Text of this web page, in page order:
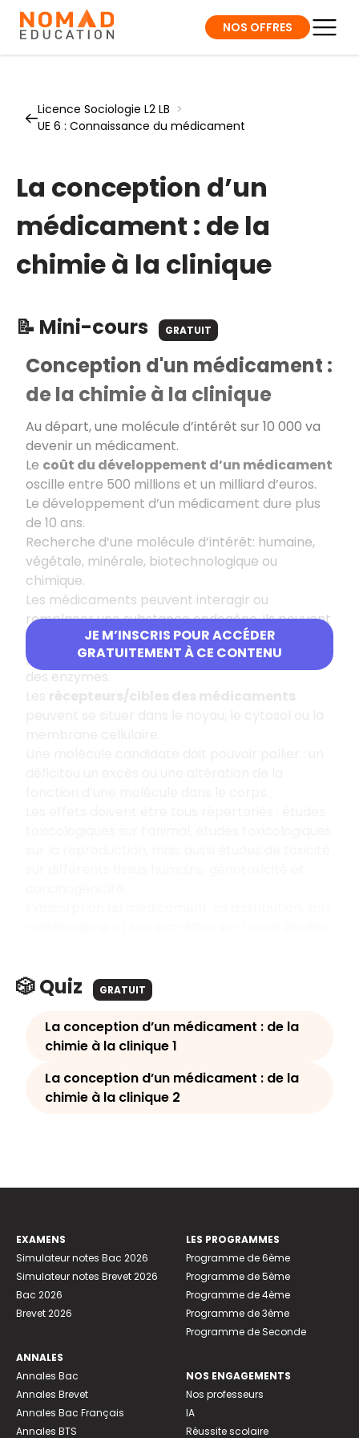
NOS OFFRES
Licence Sociologie L2 LB >
UE 6 : Connaissance du médicament
La conception d’un
médicament : de la
chimie à la clinique
📝 Mini-cours GRATUIT
JE M’INSCRIS POUR ACCÉDER
GRATUITEMENT À CE CONTENU
Conception d'un médicament :
de la chimie à la clinique
Au départ,une molécule d’intérêt sur 10 000 va
devenir un médicament.
Le coût du développement d’un médicament
oscille entre 500 millions et un milliard d’euros.
Le développement d’un médicament dure plus
de 10 ans.
Recherche d’une molécule d’intérêt: humaine,
végétale, minérale, biotechnologique ou
chimique.
Les médicaments peuvent interagir ou
remplacer une substance endogène, ils peuvent
interagir avec les micro-organismes
pathogènes ou avec des canaux et récepteurs,
des enzymes.
Les récepteurs/cibles des médicaments
🎲 Quiz GRATUIT
La conception d’un médicament : de la
chimie à la clinique 1
La conception d’un médicament : de la
chimie à la clinique 2
EXAMENS
Simulateur notes Bac 2026
Simulateur notes Brevet 2026
Bac 2026
Brevet 2026
ANNALES
Annales Bac
Annales Brevet
Annales Bac Français
Annales BTS
LES PROGRAMMES
Programme de 6ème
Programme de 5ème
Programme de 4ème
Programme de 3ème
Programme de Seconde
NOS ENGAGEMENTS
Nos professeurs
IA
Réussite scolaire